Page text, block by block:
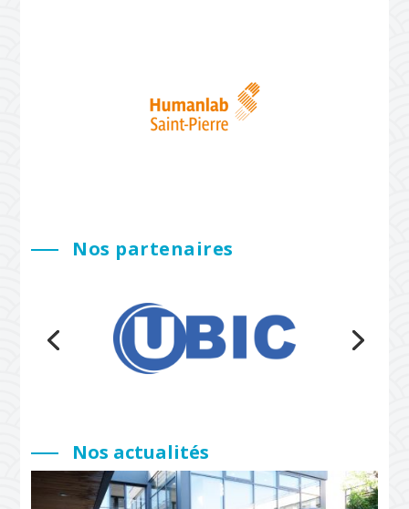
Nos partenaires
Nos actualités